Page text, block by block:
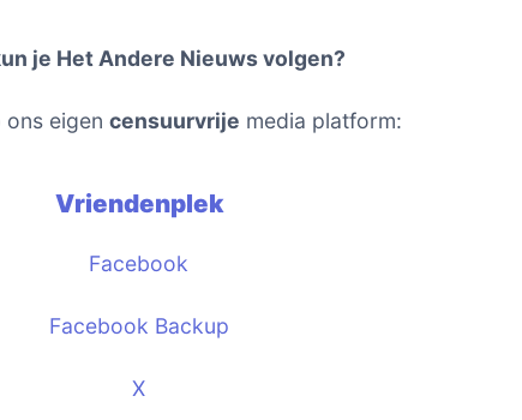
je Het Andere Nieuws volgen?
ons eigencensuurvrije media platform:
Vriendenplek
Facebook
Facebook Backup
X